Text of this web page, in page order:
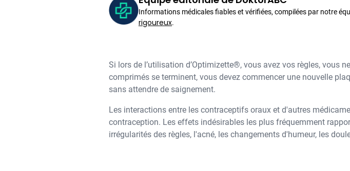
Informations médicales fiables et vérifiées, compilées par notre
rigoureux.
Si lors de l’utilisation d’Optimizette®, vous avez vos règles, vous
comprimés se terminent, vous devez commencer une nouvelle
sans attendre de saignement.
Les interactions entre les contraceptifs oraux et d'autres
contraception. Les effets indésirables les plus fréquemment
irrégularités des règles, l'acné, les changements d'humeur, les